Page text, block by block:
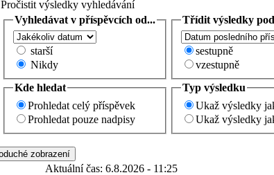
Pročistit výsledky vyhledávání
Vyhledávat v příspěvcích od...
starší
Nikdy
Třídit výsledky
sestupně
vzestupně
Kde hledat
Prohledat celý příspěvek
Prohledat pouze nadpisy
Typ výsledku
Ukaž výsledky
Ukaž výsledky
Aktuální čas: 6.8.2026 - 11:25